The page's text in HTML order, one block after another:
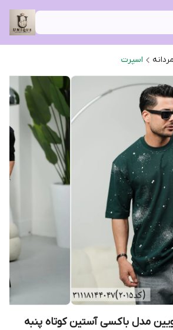
مردانه اسپرت
مدل باکسی آستین کوتاه پنبه